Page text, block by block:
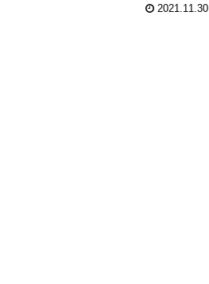
2021.11.30